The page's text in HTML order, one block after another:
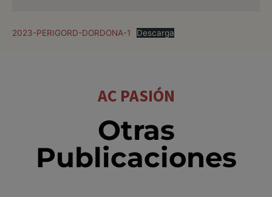
2023-PERIGORD-DORDONA-1 Descarga
AC PASIÓN
Otras
Publicaciones